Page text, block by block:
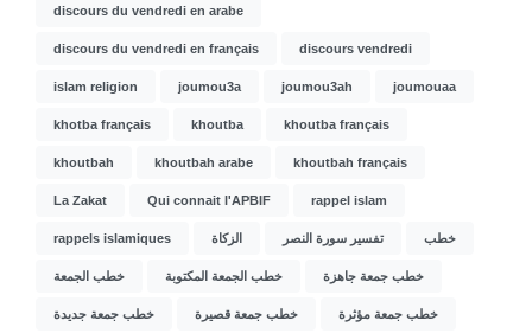
discours du vendredi en arabe
discours du vendredi en français discours vendredi
islam religion joumou3a joumou3ah joumouaa
khotba français khoutba khoutba français
khoutbah khoutbah arabe khoutbah français
La Zakat Qui connait l'APBIF rappel islam
rappels islamiques الزكاة تفسير سورة النصر خطب
خطب الجمعة خطب الجمعة المكتوبة خطب جمعة جاهزة
خطب جمعة جديدة خطب جمعة قصيرة خطب جمعة مؤثرة